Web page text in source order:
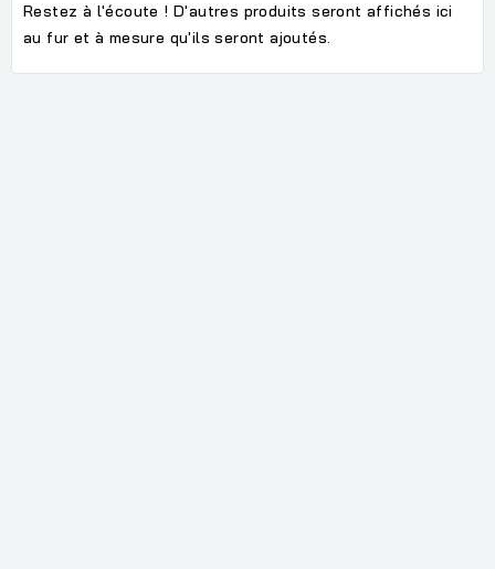
Restez à l'écoute ! D'autres produits seront affichés ici
au fur et à mesure qu'ils seront ajoutés.